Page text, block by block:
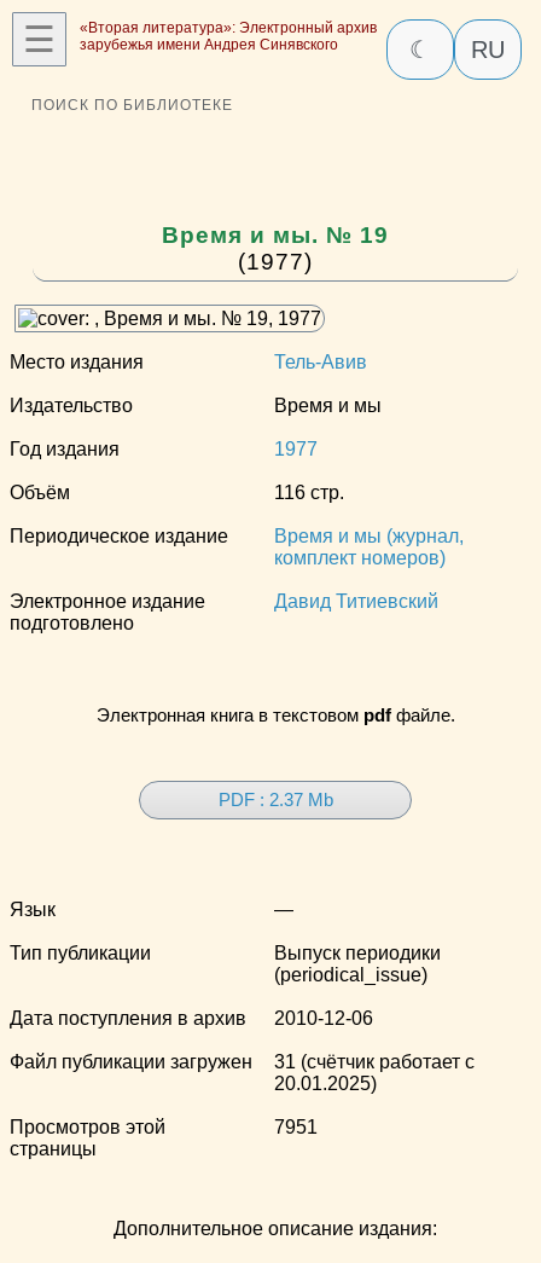
☰
«Вторая литература»: Электронный архив
зарубежья имени Андрея Синявского
☾ RU
ПОИСК ПО БИБЛИОТЕКЕ
Время и мы. № 19
(1977)
Место издания Тель-Авив
Издательство Время и мы
Год издания 1977
Объём 116 стр.
Периодическое издание
Время и мы (журнал,
комплект номеров)
Электронное издание
подготовлено
Давид Титиевский
Электронная книга в текстовом pdfфайле.
PDF : 2.37 Mb
Язык —
Тип публикации
Выпуск периодики
(periodical_issue)
Дата поступления в архив 2010-12-06
Файл публикации загружен
31 (счётчик работает с
20.01.2025)
Просмотров этой
страницы
7951
Дополнительное описание издания: